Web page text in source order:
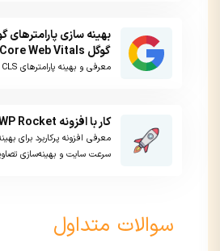
بهینه سازی پارامترهای
گوگل Core Web Vitals
معرفی و بهینه پارامترهای LCP , INP , CLS
کار با افزونه WP Rocket / آپدیت جدید
معرفی افزونه پرکاربرد برای
سرعت سایت و بهینه‌سازی
سوالات متداول